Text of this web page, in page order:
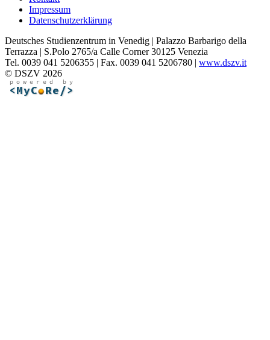
Impressum
Datenschutzerklärung
Deutsches Studienzentrum in Venedig | Palazzo Barbarigo della
Terrazza | S.Polo 2765/a Calle Corner 30125 Venezia
Tel. 0039 041 5206355 | Fax. 0039 041 5206780 | www.dszv.it
© DSZV 2026